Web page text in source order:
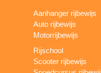
Aanhanger rijbewijs
Auto rijbewijs
Motorrijbewijs
Rijschool
Scooter rijbewijs